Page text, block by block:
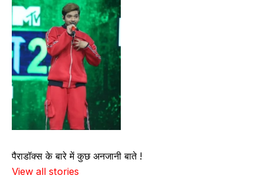
पैराडॉक्स के बारे में कुछ अनजानी बाते !
View all stories